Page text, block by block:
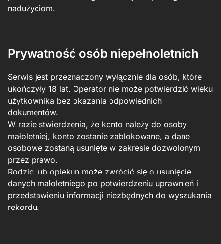
nadużyciom.
Prywatność osób niepełnoletnich
Serwis jest przeznaczony wyłącznie dla osób, które
ukończyły 18 lat. Operator nie może potwierdzić wieku
użytkownika bez okazania odpowiednich
dokumentów.
W razie stwierdzenia, że konto należy do osoby
małoletniej, konto zostanie zablokowane, a dane
osobowe zostaną usunięte w zakresie dozwolonym
przez prawo.
Rodzic lub opiekun może zwrócić się o usunięcie
danych małoletniego po potwierdzeniu uprawnień i
przedstawieniu informacji niezbędnych do wyszukania
rekordu.